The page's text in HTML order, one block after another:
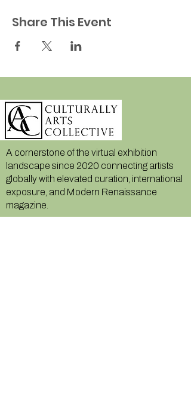
Share This Event
A cornerstone of the virtual exhibition
landscape since 2020 connecting artists
globally with elevated curation, international
exposure, and Modern Renaissance
magazine.